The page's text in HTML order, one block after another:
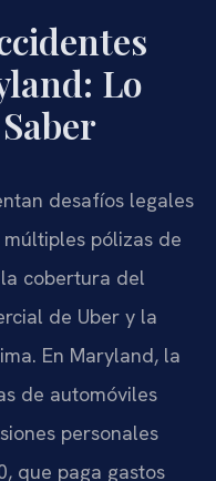
Lo
desafíos legales
pólizas de
cobertura del
de Uber y la
En Maryland, la
de automóviles
personales
que paga gastos